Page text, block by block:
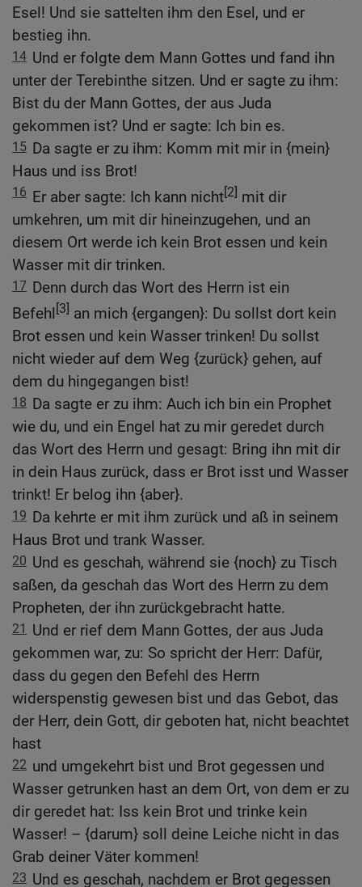
Esel! Und sie sattelten ihm den Esel, und er
bestieg ihn.
14 Und er folgte dem Mann Gottes und fand ihn
unter der Terebinthe sitzen. Und er sagte zu ihm:
Bist du der Mann Gottes, der aus Juda
gekommen ist? Und er sagte: Ich bin es.
15 Da sagte er zu ihm: Komm mit mir in {mein}
Haus und iss Brot!
16 Er aber sagte: Ich kann nicht[2] mit dir
umkehren, um mit dir hineinzugehen, und an
diesem Ort werde ich kein Brot essen und kein
Wasser mit dir trinken.
17 Denn durch das Wort des Herrn ist ein
Befehl [3] an mich {ergangen}: Du sollst dort kein
Brot essen und kein Wasser trinken! Du sollst
nicht wieder auf dem Weg {zurück} gehen, auf
dem du hingegangen bist!
18 Da sagte er zu ihm: Auch ich bin ein Prophet
wie du, und ein Engel hat zu mir geredet durch
das Wort des Herrn und gesagt: Bring ihn mit dir
in dein Haus zurück, dass er Brot isst und Wasser
trinkt! Er belog ihn {aber}.
19 Da kehrte er mit ihm zurück und aß in seinem
Haus Brot und trank Wasser.
20 Und es geschah, während sie {noch} zu Tisch
saßen, da geschah das Wort des Herrn zu dem
Propheten, der ihn zurückgebracht hatte.
21
Und er rief dem Mann Gottes, der aus Juda
gekommen war, zu: So spricht der Herr: Dafür,
dass du gegen den Befehl des Herrn
widerspenstig gewesen bist und das Gebot, das
der Herr, dein Gott, dir geboten hat, nicht beachtet
hast
22 und umgekehrt bist und Brot gegessen und
Wasser getrunken hast an dem Ort, von dem er zu
dir geredet hat: Iss kein Brot und trinke kein
Wasser! – {darum} soll deine Leiche nicht in das
Grab deiner Väter kommen!
23 Und es geschah, nachdem er Brot gegessen